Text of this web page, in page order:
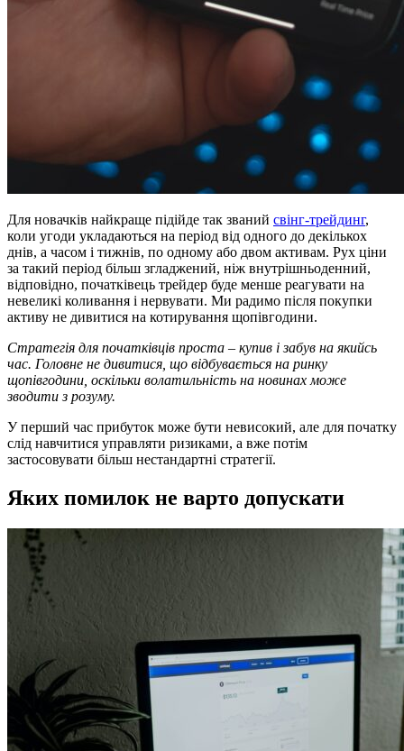
Для новачків найкраще підійде так званий свінг-трейдинг,
коли угоди укладаються на період від одного до декількох
днів, а часом і тижнів, по одному або двом активам. Рух ціни
за такий період більш згладжений, ніж внутрішньоденний,
відповідно, початківець трейдер буде менше реагувати на
невеликі коливання і нервувати. Ми радимо після покупки
активу не дивитися на котирування щопівгодини.
Стратегія для початківців проста – купив і забув на якийсь
час. Головне не дивитися, що відбувається на ринку
щопівгодини, оскільки волатильність на новинах може
зводити з розуму.
У перший час прибуток може бути невисокий, але для початку
слід навчитися управляти ризиками, а вже потім
застосовувати більш нестандартні стратегії.
Яких помилок не варто допускати